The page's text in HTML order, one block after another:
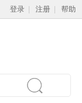
登录 注册 帮助